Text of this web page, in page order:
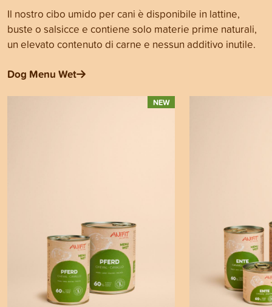
Il nostro cibo umido per cani è disponibile in lattine,
buste o salsicce e contiene solo materie prime naturali,
un elevato contenuto di carne e nessun additivo inutile.
Dog Menu Wet
NEW